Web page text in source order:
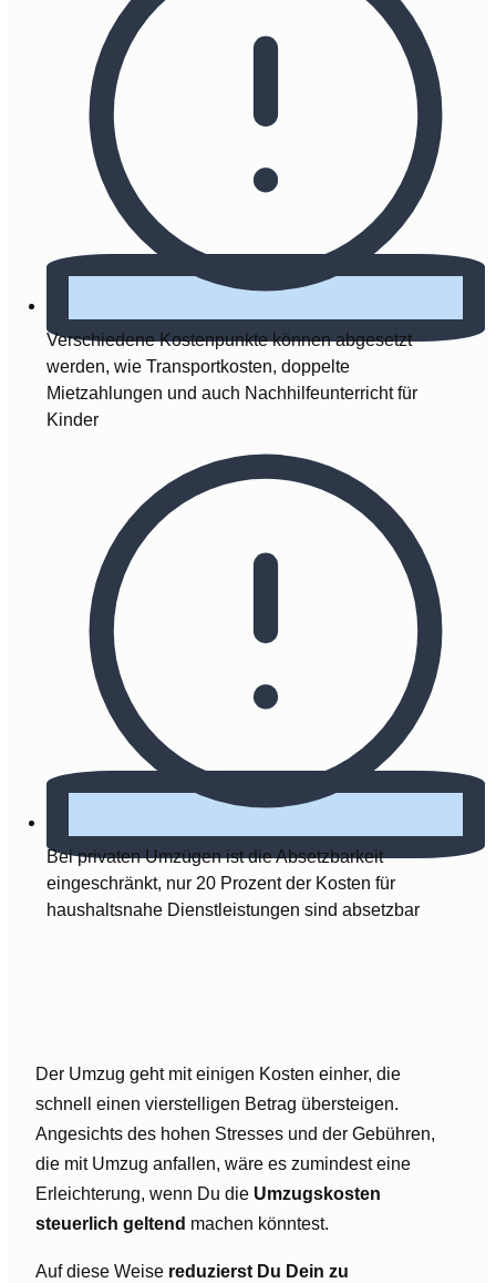
Verschiedene Kostenpunkte können abgesetzt
werden, wie Transportkosten, doppelte
Mietzahlungen und auch Nachhilfeunterricht für
Kinder
Bei privaten Umzügen ist die Absetzbarkeit
eingeschränkt, nur 20 Prozent der Kosten für
haushaltsnahe Dienstleistungen sind absetzbar
Der Umzug geht mit einigen Kosten einher, die
schnell einen vierstelligen Betrag übersteigen.
Angesichts des hohen Stresses und der Gebühren,
die mit Umzug anfallen, wäre es zumindest eine
Erleichterung, wenn Du die Umzugskosten
steuerlich geltend machen könntest.
Auf diese Weise reduzierst Du Dein zu